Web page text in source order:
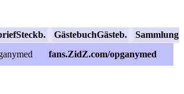
Steckb. GästebuchGästeb. Sammlung
fans.ZidZ.com/opganymed